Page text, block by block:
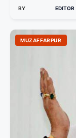
BY EDITOR
MUZAFFARPUR